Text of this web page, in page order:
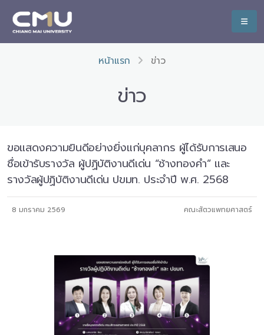
หน้าแรก ข่าว
ข่าว
ขอแสดงความยินดีอย่างยิ่งแก่บุคลากร ผู้ได้รับการเสนอ
ชื่อเข้ารับรางวัล ผู้ปฏิบัติงานดีเด่น “ช้างทองคำ” และ
รางวัลผู้ปฏิบัติงานดีเด่น ปขมท. ประจำปี พ.ศ. 2568
8 มกราคม 2569 คณะสัตวแพทยศาสตร์